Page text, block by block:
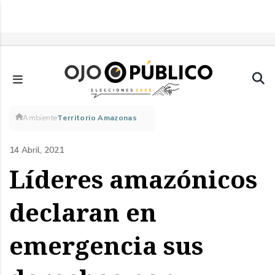
principal
Sobrescribir
enlaces
de
ayuda
a
la
navegación
AmbienteTerritorio Amazonas
14 Abril, 2021
Líderes amazónicos
declaran en
emergencia sus